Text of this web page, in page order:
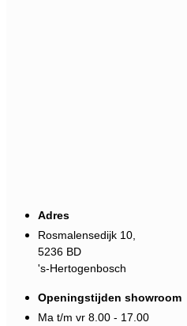
Adres
Rosmalensedijk 10,
5236 BD
's-Hertogenbosch
Openingstijden showroom
Ma t/m vr 8.00 - 17.00